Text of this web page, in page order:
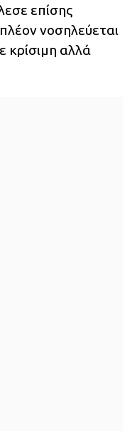
επίσης
νοσηλεύεται
αλλά